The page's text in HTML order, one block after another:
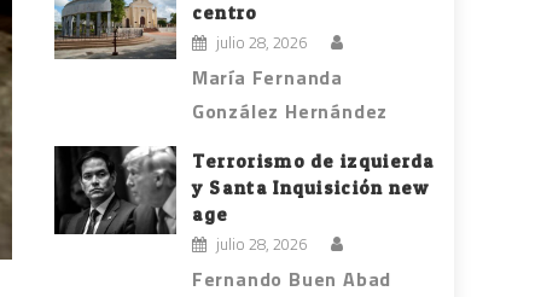
centro
julio 28, 2026
María Fernanda
González Hernández
Terrorismo de izquierda
y Santa Inquisición new
age
julio 28, 2026
Fernando Buen Abad